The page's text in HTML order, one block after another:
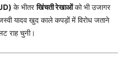
के भीतरखिंचती रेखाओंको भी उजागर
यादव खुद काले कपड़ों में विरोध जताने
राह चुनी।